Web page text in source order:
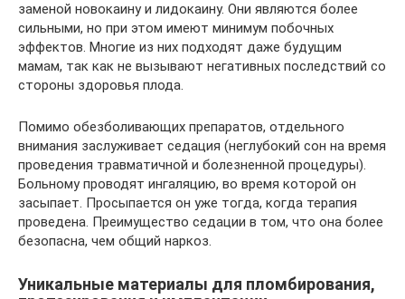
заменой новокаину и лидокаину. Они являются более
сильными, но при этом имеют минимум побочных
эффектов. Многие из них подходят даже будущим
мамам, так как не вызывают негативных последствий со
стороны здоровья плода.
Помимо обезболивающих препаратов, отдельного
внимания заслуживает седация (неглубокий сон на время
проведения травматичной и болезненной процедуры).
Больному проводят ингаляцию, во время которой он
засыпает. Просыпается он уже тогда, когда терапия
проведена. Преимущество седации в том, что она более
безопасна, чем общий наркоз.
Уникальные материалы для пломбирования,